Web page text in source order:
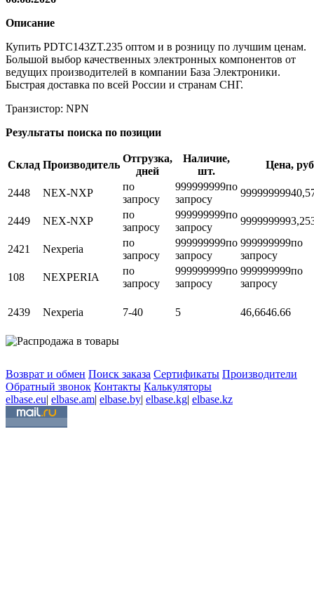
Описание
Купить PDTC143ZT.235 оптом и в розницу по лучшим ценам.
Большой выбор качественных электронных компонентов от
ведущих производителей в компании База Электроники.
Быстрая доставка по всей России и странам СНГ.
Транзистор: NPN
Результаты поиска по позиции
Склад Производитель
Отгрузка,
дней
Наличие,
шт.
Цена,
2448 NEX-NXP
по
запросу
999999999по
запросу
999999999
2449 NEX-NXP
по
запросу
999999999по
запросу
9999999993,25
2421 Nexperia
по
запросу
999999999по
запросу
999999999по
запросу
108
NEXPERIA
по
запросу
999999999по
запросу
999999999по
запросу
2439 Nexperia 7-40 5 46,6646.66
Возврат и обмен Поиск заказа Сертификаты Производители
Обратный звонок Контакты Калькуляторы
elbase.eu| elbase.am| elbase.by| elbase.kg| elbase.kz